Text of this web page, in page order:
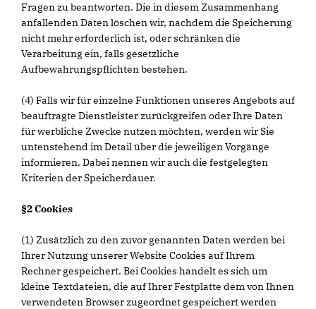
Fragen zu beantworten. Die in diesem Zusammenhang
anfallenden Daten löschen wir, nachdem die Speicherung
nicht mehr erforderlich ist, oder schränken die
Verarbeitung ein, falls gesetzliche
Aufbewahrungspflichten bestehen.
(4) Falls wir für einzelne Funktionen unseres Angebots auf
beauftragte Dienstleister zurückgreifen oder Ihre Daten
für werbliche Zwecke nutzen möchten, werden wir Sie
untenstehend im Detail über die jeweiligen Vorgänge
informieren. Dabei nennen wir auch die festgelegten
Kriterien der Speicherdauer.
§2 Cookies
(1) Zusätzlich zu den zuvor genannten Daten werden bei
Ihrer Nutzung unserer Website Cookies auf Ihrem
Rechner gespeichert. Bei Cookies handelt es sich um
kleine Textdateien, die auf Ihrer Festplatte dem von Ihnen
verwendeten Browser zugeordnet gespeichert werden